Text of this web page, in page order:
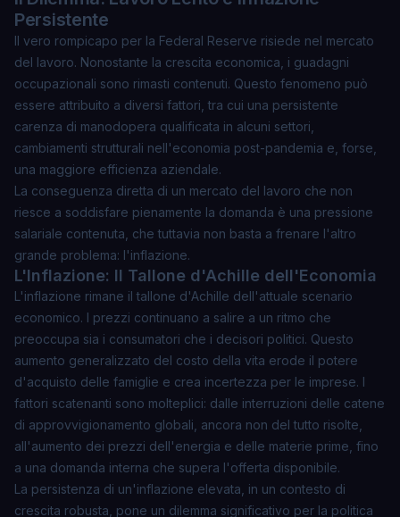
Persistente
Il vero rompicapo per la Federal Reserve risiede nel mercato
del lavoro. Nonostante la crescita economica, i guadagni
occupazionali sono rimasti contenuti. Questo fenomeno può
essere attribuito a diversi fattori, tra cui una persistente
carenza di manodopera qualificata in alcuni settori,
cambiamenti strutturali nell'economia post-pandemia e, forse,
una maggiore efficienza aziendale.
La conseguenza diretta di un mercato del lavoro che non
riesce a soddisfare pienamente la domanda è una pressione
salariale contenuta, che tuttavia non basta a frenare l'altro
grande problema: l'inflazione.
L'Inflazione: Il Tallone d'Achille dell'Economia
L'inflazione rimane il tallone d'Achille dell'attuale scenario
economico. I prezzi continuano a salire a un ritmo che
preoccupa sia i consumatori che i decisori politici. Questo
aumento generalizzato del costo della vita erode il potere
d'acquisto delle famiglie e crea incertezza per le imprese. I
fattori scatenanti sono molteplici: dalle interruzioni delle catene
di approvvigionamento globali, ancora non del tutto risolte,
all'aumento dei prezzi dell'energia e delle materie prime, fino
a una domanda interna che supera l'offerta disponibile.
La persistenza di un'inflazione elevata, in un contesto di
crescita robusta, pone un dilemma significativo per la politica